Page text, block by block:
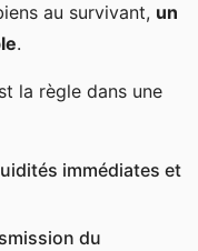
au survivant, un
.
la règle dans une
immédiates et
du